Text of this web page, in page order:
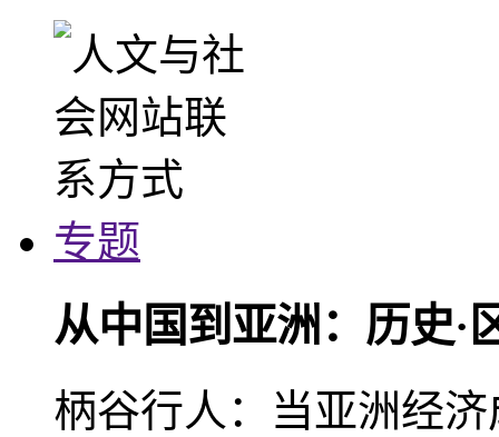
专题
从中国到亚洲：历史·
柄谷行人：当亚洲经